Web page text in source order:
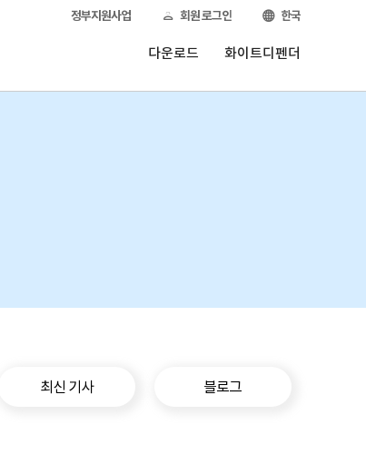
정부지원사업 회원 로그인 한국
다운로드 화이트디펜더
최신 기사 블로그